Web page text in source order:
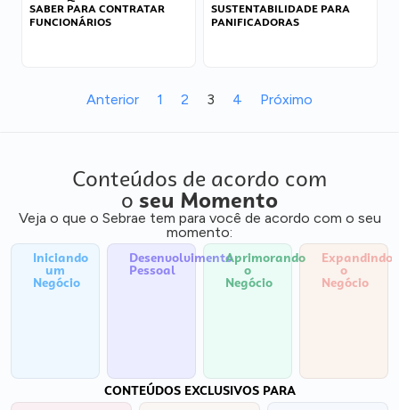
SABER PARA CONTRATAR
FUNCIONÁRIOS
SUSTENTABILIDADE PARA
PANIFICADORAS
Anterior 1 2 3 4 Próximo
Conteúdos de acordo com
o seu Momento
Veja o que o Sebrae tem para você de acordo com o seu
momento:
Iniciando
um
Negócio
Desenvolvimento
Pessoal
Aprimorando
o
Negócio
Expandindo
o
Negócio
CONTEÚDOS EXCLUSIVOS PARA